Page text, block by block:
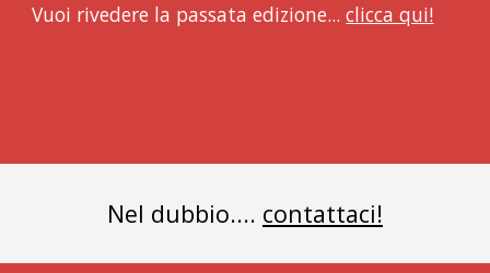
Vuoi rivedere la passata edizione... clicca qui!
Nel dubbio.... contattaci!